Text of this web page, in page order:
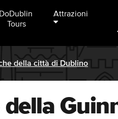
DoDublin
Tours
Attrazioni
della città di Dublino
della